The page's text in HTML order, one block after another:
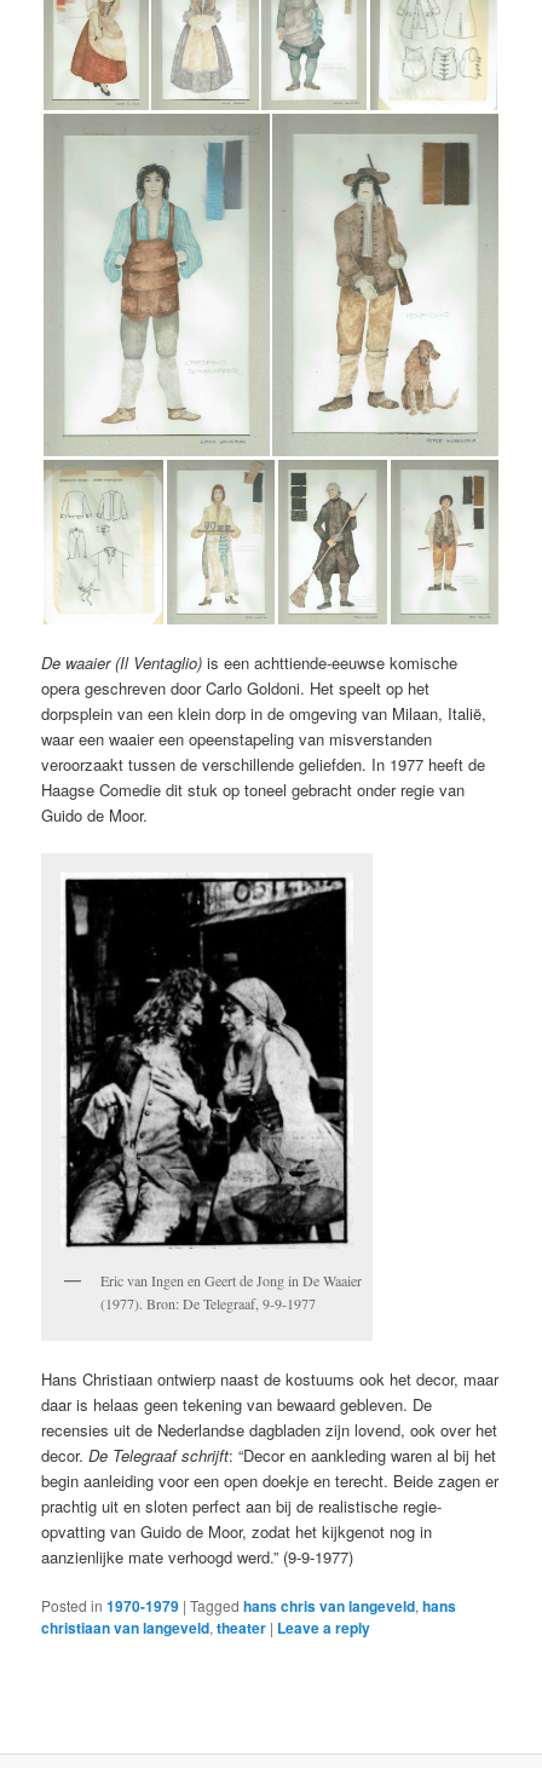
De waaier (Il Ventaglio) is een achttiende-eeuwse komische
opera geschreven door Carlo Goldoni. Het speelt op het
dorpsplein van een klein dorp in de omgeving van Milaan, Italië,
waar een waaier een opeenstapeling van misverstanden
veroorzaakt tussen de verschillende geliefden. In 1977 heeft de
Haagse Comedie dit stuk op toneel gebracht onder regie van
Guido de Moor.
Eric van Ingen en Geert de Jong in De Waaier
(1977). Bron: De Telegraaf, 9-9-1977
Hans Christiaan ontwierp naast de kostuums ook het decor, maar
daar is helaas geen tekening van bewaard gebleven. De
recensies uit de Nederlandse dagbladen zijn lovend, ook over het
decor.De Telegraaf schrijft: “Decor en aankleding waren al bij het
begin aanleiding voor een open doekje en terecht. Beide zagen er
prachtig uit en sloten perfect aan bij de realistische regie-
opvatting van Guido de Moor, zodat het kijkgenot nog in
aanzienlijke mate verhoogd werd.” (9-9-1977)
Posted in 1970-1979 |Tagged hans chris van langeveld,hans
christiaan van langeveld,theater | Leave a reply